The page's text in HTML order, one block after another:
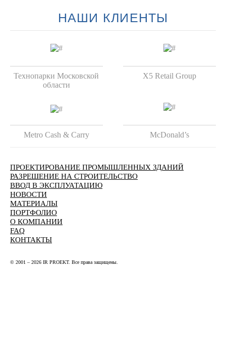
НАШИ КЛИЕНТЫ
Технопарки Московской
области
X5 Retail Group
Metro Cash & Carry McDonald’s
ПРОЕКТИРОВАНИЕ ПРОМЫШЛЕННЫХ ЗДАНИЙ
РАЗРЕШЕНИЕ НА СТРОИТЕЛЬСТВО
ВВОД В ЭКСПЛУАТАЦИЮ
НОВОСТИ
МАТЕРИАЛЫ
ПОРТФОЛИО
О КОМПАНИИ
FAQ
КОНТАКТЫ
© 2001 – 2026 IR PROEKT. Все права защищены.